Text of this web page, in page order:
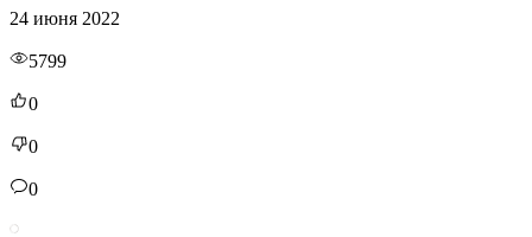
24 июня 2022
5799
0
0
0